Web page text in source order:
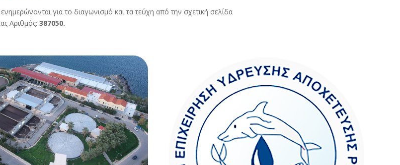
για το διαγωνισμό και τα τεύχη από την σχετική σελίδα
Αριθμός: 387050.